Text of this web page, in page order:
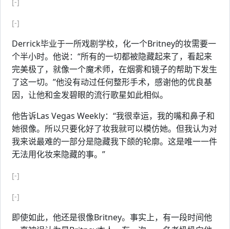
[-]
Derrick毕业于一所戏剧学校，化一个Britney的妆需要一
个半小时。他说：“所有的一切都被隐藏起来了，看起来
完美极了，就像一个魔术师，在烟雾和镜子的帮助下发生
了这一切。”他没有动过任何整形手术，感谢他的优良基
因，让他和金发碧眼的流行歌星如此相似。
他告诉Las Vegas Weekly：“我很幸运，我的嘴和鼻子和
她很像。所以只要化好了妆我就可以模仿她。但我认为对
我来说最难的一部分是隐藏我下颌的轮廓。这是唯一一件
无法用化妆来隐藏的事。”
[-]
[-]
即使如此，他还是很像Britney。事实上，有一段时间他